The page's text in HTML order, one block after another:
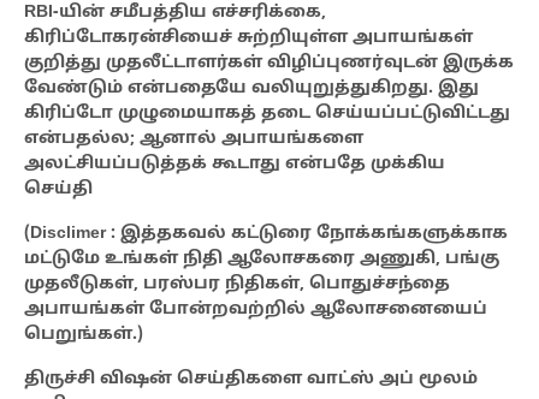
RBI-யின் சமீபத்திய எச்சரிக்கை,
கிரிப்டோகரன்சியைச் சுற்றியுள்ள அபாயங்கள்
குறித்து முதலீட்டாளர்கள் விழிப்புணர்வுடன் இருக்க
வேண்டும் என்பதையே வலியுறுத்துகிறது. இது
கிரிப்டோ முழுமையாகத் தடை செய்யப்பட்டுவிட்டது
என்பதல்ல; ஆனால் அபாயங்களை
அலட்சியப்படுத்தக் கூடாது என்பதே முக்கிய
செய்தி
(Disclimer : இத்தகவல் கட்டுரை நோக்கங்களுக்காக
மட்டுமே உங்கள் நிதி ஆலோசகரை அணுகி, பங்கு
முதலீடுகள், பரஸ்பர நிதிகள், பொதுச்சந்தை
அபாயங்கள் போன்றவற்றில் ஆலோசனையைப்
பெறுங்கள்.)
திருச்சி விஷன் செய்திகளை வாட்ஸ் அப் மூலம்